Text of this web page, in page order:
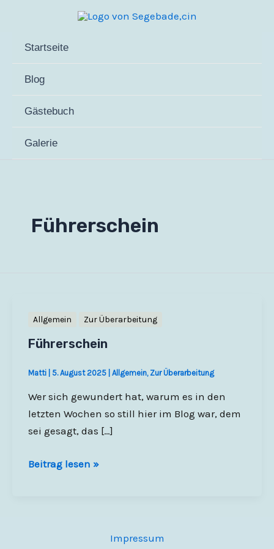
springenStartseite
Blog
Gästebuch
Galerie
Führerschein
Allgemein Zur Überarbeitung
Führerschein
Matti 5. August 2025 Allgemein, Zur Überarbeitung
Wer sich gewundert hat, warum es in den
letzten Wochen so still hier im Blog war, dem
sei gesagt, das […]
Führerschein
Beitrag lesen »
Impressum